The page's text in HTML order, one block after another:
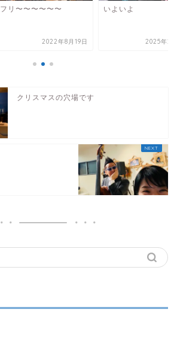
いよいよ
2025年2月10日
明日から３連チャン
2025年11
クリスマスの穴場です